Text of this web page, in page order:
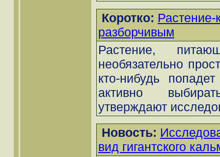
Коротко: Растение-
разборчивым
Растение,
необязательно
кто-нибудь
активно
утверждают
Новость:
вид гигантского